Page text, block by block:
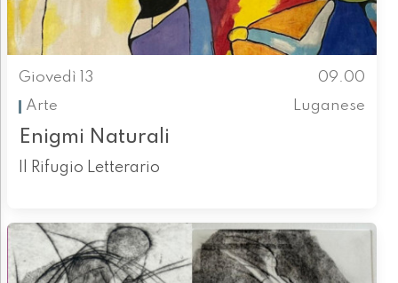
Giovedì 13
09.00
Arte
Luganese
Enigmi Naturali
Il Rifugio Letterario